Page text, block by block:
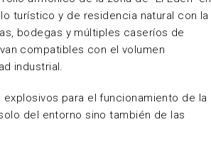
turístico y de residencia natural con la
bodegas y múltiples caseríos de
compatibles con el volumen
industrial.
para el funcionamiento de la
del entorno sino también de las